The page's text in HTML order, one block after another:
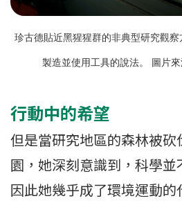
珍古德貼近黑猩猩群的非典型研究觀
製造並使用工具的說法。 圖片
行動中的希望
但是當研究地區的森林被砍
園，她深刻意識到，科學並
因此她幾乎成了環境運動